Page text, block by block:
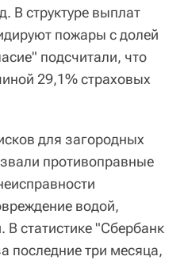
В структуре выплат
пожары с долей
подсчитали, что
29,1% страховых
для загородных
противоправные
водой,
статистике "Сбербанк
последние три месяца,